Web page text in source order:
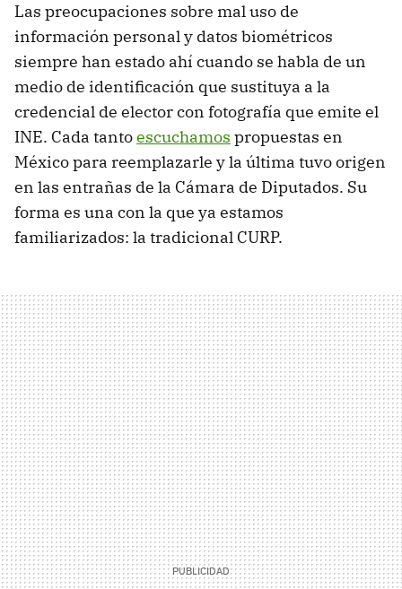
Las preocupaciones sobre mal uso de
información personal y datos biométricos
siempre han estado ahí cuando se habla de un
medio de identificación que sustituya a la
credencial de elector con fotografía que emite el
INE. Cada tantoescuchamos propuestas en
México para reemplazarle y la última tuvo origen
en las entrañas de la Cámara de Diputados. Su
forma es una con la que ya estamos
familiarizados: la tradicional CURP.